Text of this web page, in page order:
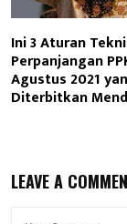
Ini 3 Aturan
Perpanjangan
Agustus 2021
Diterbitkan
LEAVE A